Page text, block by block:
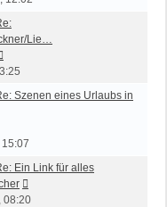
Lie…
Beitrag
Szenen eines Urlaubs in
Ein Link für alles
Beitrag
08:20